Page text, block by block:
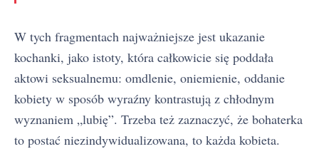
W tych fragmentach najważniejsze jest ukazanie
kochanki, jako istoty, która całkowicie się poddała
aktowi seksualnemu: omdlenie, oniemienie, oddanie
kobiety w sposób wyraźny kontrastują z chłodnym
wyznaniem „lubię”. Trzeba też zaznaczyć, że bohaterka
to postać niezindywidualizowana, to każda kobieta.